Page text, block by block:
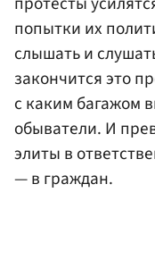
попытки их
слышать и
закончится это
с каким багажом
обыватели. И
элиты в
— в граждан.